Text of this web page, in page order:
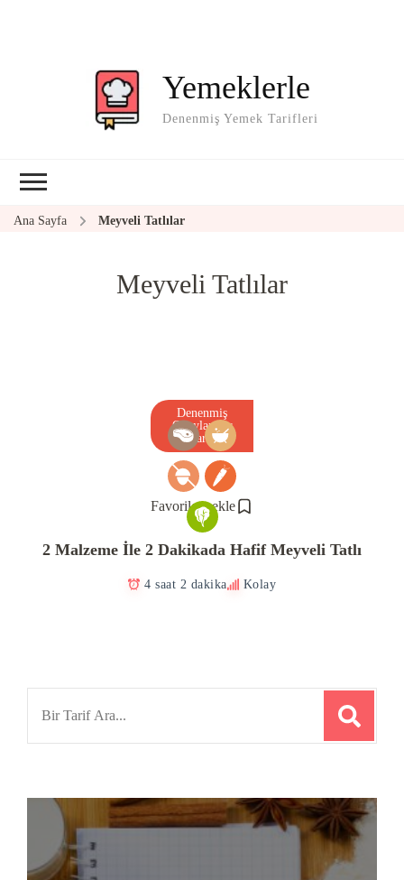
Yemeklerle
Denenmiş Yemek Tarifleri
Ana Sayfa Meyveli Tatlılar
Meyveli Tatlılar
Favorilere ekle
Denenmiş
Onaylanmış
Tarif
2 Malzeme İle 2 Dakikada Hafif Meyveli Tatlı
4 saat 2 dakika Kolay